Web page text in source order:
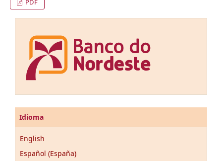
PDF
Idioma
English
Español (España)